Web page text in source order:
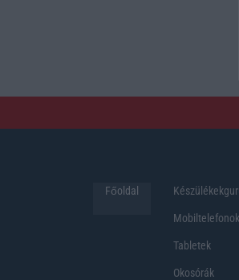
Főoldal
Mobiltelefonok
Tabletek
Okosórák